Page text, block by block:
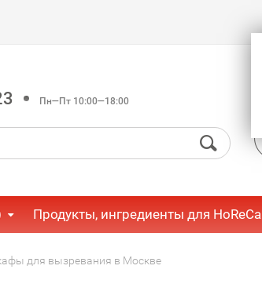
Пн—Пт 10:00—18:00
Продукты, ингредиенты для HoReCa
для вызревания в Москве